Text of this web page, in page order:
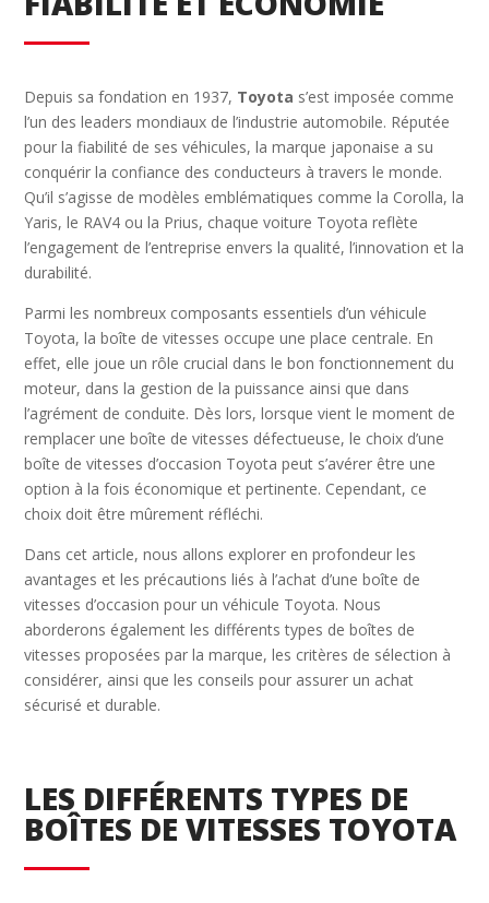
Depuis sa fondation en 1937, Toyota s’est imposée comme
l’un des leaders mondiaux de l’industrie automobile. Réputée
pour la fiabilité de ses véhicules, la marque japonaise a su
conquérir la confiance des conducteurs à travers le monde.
Qu’il s’agisse de modèles emblématiques comme la Corolla, la
Yaris, le RAV4 ou la Prius, chaque voiture Toyota reflète
l’engagement de l’entreprise envers la qualité, l’innovation et la
durabilité.
Parmi les nombreux composants essentiels d’un véhicule
Toyota, la boîte de vitesses occupe une place centrale. En
effet, elle joue un rôle crucial dans le bon fonctionnement du
moteur, dans la gestion de la puissance ainsi que dans
l’agrément de conduite. Dès lors, lorsque vient le moment de
remplacer une boîte de vitesses défectueuse, le choix d’une
boîte de vitesses d’occasion Toyota peut s’avérer être une
option à la fois économique et pertinente. Cependant, ce
choix doit être mûrement réfléchi.
Dans cet article, nous allons explorer en profondeur les
avantages et les précautions liés à l’achat d’une boîte de
vitesses d’occasion pour un véhicule Toyota. Nous
aborderons également les différents types de boîtes de
vitesses proposées par la marque, les critères de sélection à
considérer, ainsi que les conseils pour assurer un achat
sécurisé et durable.
LES DIFFÉRENTS TYPES DE
BOÎTES DE VITESSES TOYOTA